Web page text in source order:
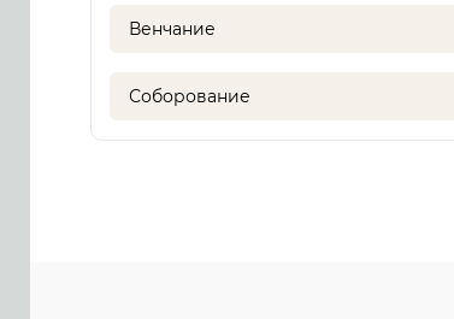
Венчание
Соборование